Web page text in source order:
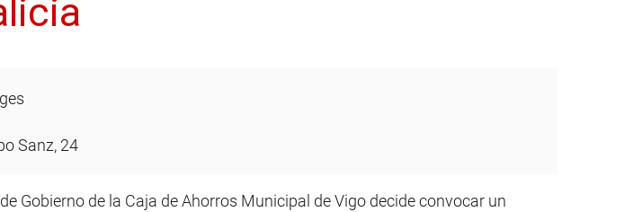
Sanz, 24
Gobierno de la Caja de Ahorros Municipal de Vigo decide convocar un